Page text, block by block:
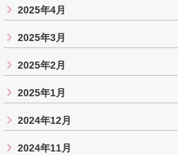
2025年4月
2025年3月
2025年2月
2025年1月
2024年12月
2024年11月